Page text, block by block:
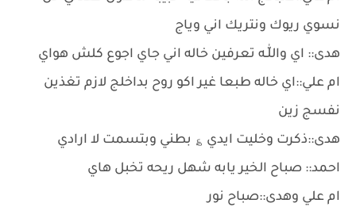
نسوي ريوك ونتريك اني وياج
هدى:: اي واللّٰـه تعرفين خاله اني جاي اجوع كلش هواي
ام علي::اي خاله طبعا غير اكو روح بداخلج لازم تغذين
نفسج زين
هدى::ذكرت وخليت ايدي ؏ بطني وبتسمت لا ارادي
احمد:: صباح الخير يابه شهل ريحه تخبل هاي
ام علي وهدى::صباح نور